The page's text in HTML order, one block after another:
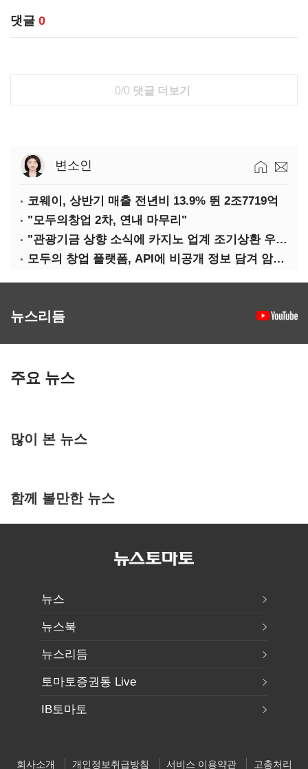
댓글 0
0/0 댓글 더보기
변소인
코웨이, 상반기 매출 전년비 13.9% 뛴 2조7719억
"모두의창업 2차, 연내 마무리"
"관광기금 상향 소식에 카지노 업계 조기상환 우려"
모두의 창업 플랫폼, API에 비공개 정보 담겨 암호키까지 새나갔다
뉴스리듬
주요 뉴스
많이 본 뉴스
함께 볼만한 뉴스
뉴스
뉴스북
뉴스리듬
토마토증권통 Live
IB토마토
회사소개 개인정보취급방침 서비스 이용약관 고충처리